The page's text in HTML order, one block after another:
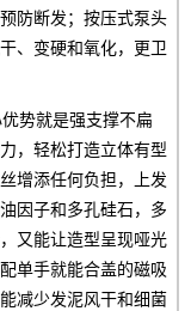
防断发；按压式泵头
、变硬和氧化，更卫
势就是强支撑不扁
，轻松打造立体有型
增添任何负担，上发
因子和多孔硅石，多
又能让造型呈现哑光
单手就能合盖的磁吸
减少发泥风干和细菌